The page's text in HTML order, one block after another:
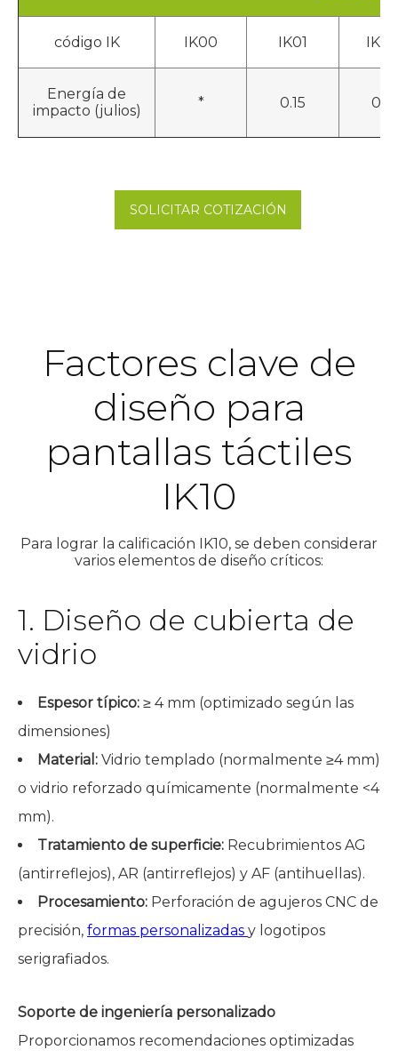
código IK IK00 IK01 IK02
Energía de
impacto (julios)
* 0.15 0.2
SOLICITAR COTIZACIÓN
Factores clave de
diseño para
pantallas táctiles
IK10
Para lograr la calificación IK10, se deben considerar
varios elementos de diseño críticos:
1. Diseño de cubierta de
vidrio
Espesor típico: ≥ 4 mm (optimizado según las
dimensiones)
Material: Vidrio templado (normalmente ≥4 mm)
o vidrio reforzado químicamente (normalmente <4
mm).
Tratamiento de superficie: Recubrimientos AG
(antirreflejos), AR (antirreflejos) y AF (antihuellas).
Procesamiento: Perforación de agujeros CNC de
precisión, formas personalizadas y logotipos
serigrafiados.
Soporte de ingeniería personalizado
Proporcionamos recomendaciones optimizadas